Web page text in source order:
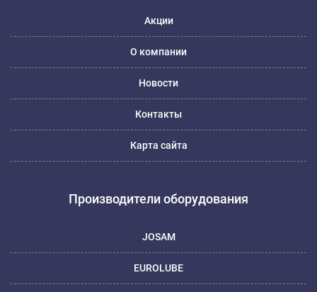
Акции
О компании
Новости
Контакты
Карта сайта
Производители оборудования
JOSAM
EUROLUBE